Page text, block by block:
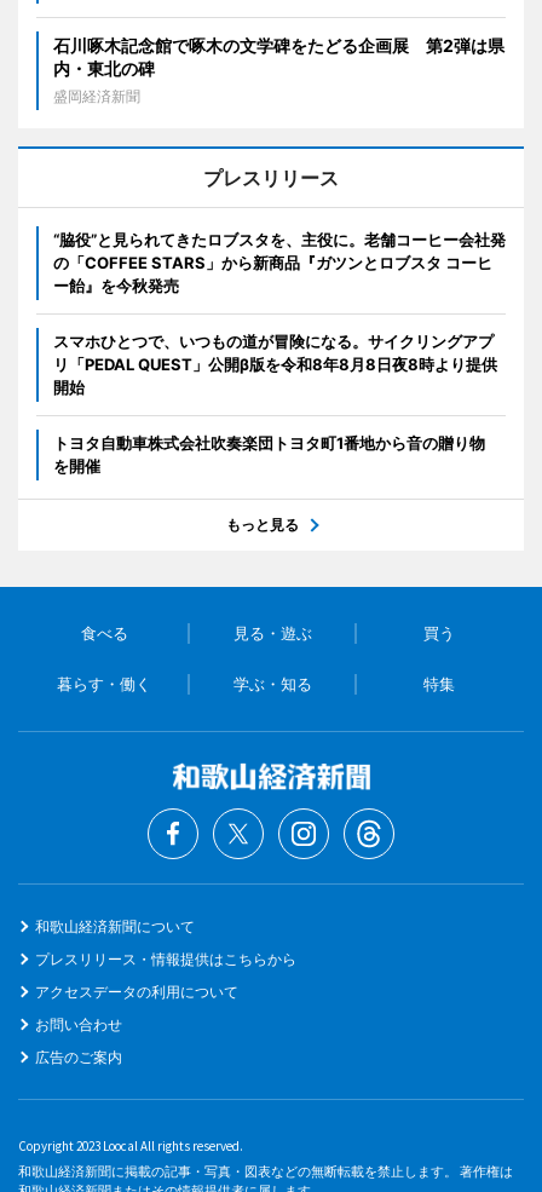
石川啄木記念館で啄木の文学碑をたどる企画展 第2弾は県
内・東北の碑
盛岡経済新聞
プレスリリース
“脇役”と見られてきたロブスタを、主役に。老舗コーヒー会社発
の「COFFEE STARS」から新商品『ガツンとロブスタ コーヒ
ー飴』を今秋発売
スマホひとつで、いつもの道が冒険になる。サイクリングアプ
リ「PEDAL QUEST」公開β版を令和8年8月8日夜8時より提供
開始
トヨタ自動車株式会社吹奏楽団トヨタ町1番地から音の贈り物
を開催
もっと見る
食べる 見る・遊ぶ 買う
暮らす・働く 学ぶ・知る 特集
和歌山経済新聞について
プレスリリース・情報提供はこちらから
アクセスデータの利用について
お問い合わせ
広告のご案内
Copyright 2023 Loocal All rights reserved.
和歌山経済新聞に掲載の記事・写真・図表などの無断転載を禁止します。 著作権は